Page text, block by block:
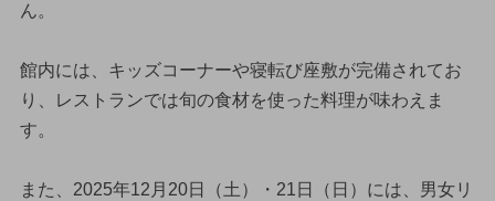
ん。
館内には、キッズコーナーや寝転び座敷が完備されてお
り、レストランでは旬の食材を使った料理が味わえま
す。
また、2025年12月20日（土）・21日（日）には、男女リ